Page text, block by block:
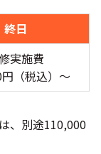
終日
実施費
（税込）〜
、別途110,000